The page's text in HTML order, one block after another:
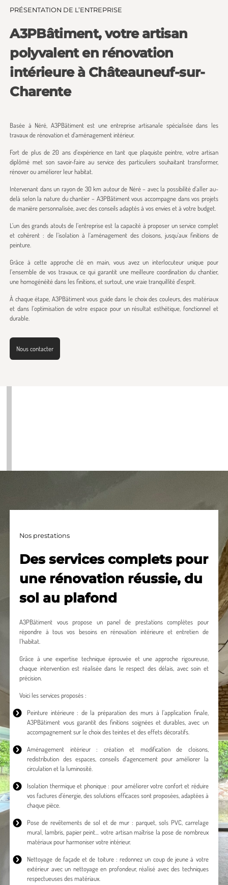
PRÉSENTATION DE L’ENTREPRISE
A3PBâtiment, votre artisan
polyvalent en rénovation
intérieure à Châteauneuf-sur-
Charente
Basée à Néré, A3PBâtiment est une entreprise artisanale spécialisée dans les
travaux de rénovation et d’aménagement intérieur.
Fort de plus de 20 ans d’expérience en tant que plaquiste peintre, votre artisan
diplômé met son savoir-faire au service des particuliers souhaitant transformer,
rénover ou améliorer leur habitat.
Intervenant dans un rayon de 30 km autour de Néré – avec la possibilité d’aller au-
delà selon la nature du chantier – A3PBâtiment vous accompagne dans vos projets
de manière personnalisée, avec des conseils adaptés à vos envies et à votre budget.
L’un des grands atouts de l’entreprise est la capacité à proposer un service complet
et cohérent : de l’isolation à l’aménagement des cloisons, jusqu’aux finitions de
peinture.
Grâce à cette approche clé en main, vous avez un interlocuteur unique pour
l’ensemble de vos travaux, ce qui garantit une meilleure coordination du chantier,
une homogénéité dans les finitions, et surtout, une vraie tranquillité d’esprit.
À chaque étape, A3PBâtiment vous guide dans le choix des couleurs, des matériaux
et dans l’optimisation de votre espace pour un résultat esthétique, fonctionnel et
durable.
Nous contacter
Nos prestations
Des services complets pour
une rénovation réussie, du
sol au plafond
A3PBâtiment vous propose un panel de prestations complètes pour
répondre à tous vos besoins en rénovation intérieure et entretien de
l’habitat.
Grâce à une expertise technique éprouvée et une approche rigoureuse,
chaque intervention est réalisée dans le respect des délais, avec soin et
précision.
Voici les services proposés :
Peinture intérieure : de la préparation des murs à l’application finale,
A3PBâtiment vous garantit des finitions soignées et durables, avec un
accompagnement sur le choix des teintes et des effets décoratifs.
Aménagement intérieur : création et modification de cloisons,
redistribution des espaces, conseils d’agencement pour améliorer la
circulation et la luminosité.
Isolation thermique et phonique : pour améliorer votre confort et réduire
vos factures d’énergie, des solutions efficaces sont proposées, adaptées à
chaque pièce.
Pose de revêtements de sol et de mur : parquet, sols PVC, carrelage
mural, lambris, papier peint… votre artisan maîtrise la pose de nombreux
matériaux pour harmoniser votre intérieur.
Nettoyage de façade et de toiture : redonnez un coup de jeune à votre
extérieur avec un nettoyage en profondeur, réalisé avec des techniques
respectueuses des matériaux.